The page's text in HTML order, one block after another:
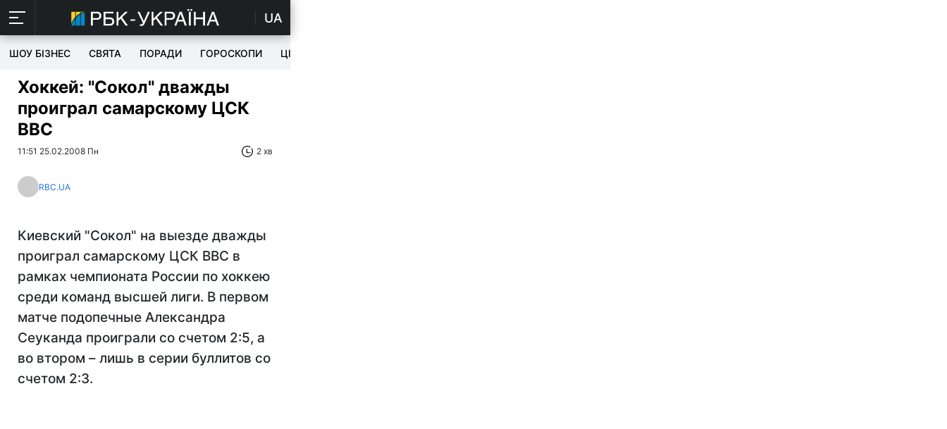
UA
ШОУ БІЗНЕС СВЯТА ПОРАДИ ГОРОСКОПИ ЦІКАВЕ
Хоккей: "Сокол" дважды
проиграл самарскому ЦСК
ВВС
11:51 25.02.2008 Пн 2 хв
RBC.UA
Киевский "Сокол" на выезде дважды
проиграл самарскому ЦСК ВВС в
рамках чемпионата России по хоккею
среди команд высшей лиги. В первом
матче подопечные Александра
Сеуканда проиграли со счетом 2:5, а
во втором – лишь в серии буллитов со
счетом 2:3.